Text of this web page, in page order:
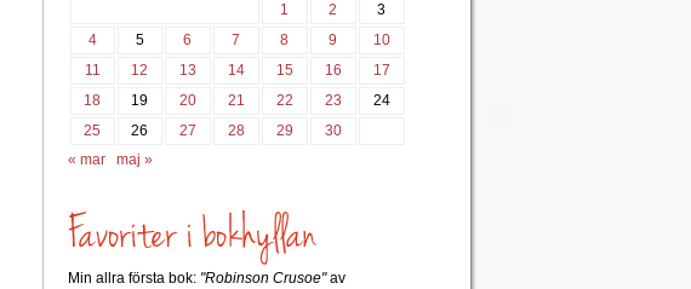
1
2
3
4
5 6 7 8 9
10
11
12 13 14 15 16
17
18
19 20 21 22 23
24
25
26 27 28 29
30
« mar
maj »
Min allra första bok: "Robinson Crusoe"av